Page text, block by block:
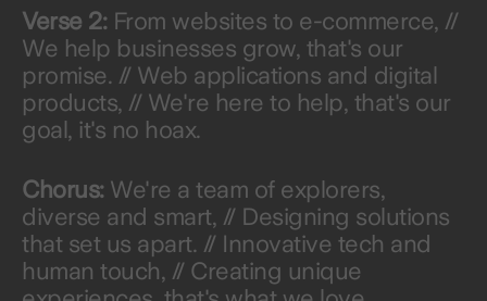
Verse 2:From websites to e-commerce, //
We help businesses grow, that's our
promise. // Web applications and digital
products, // We're here to help, that's our
goal, it's no hoax.
Chorus:We're a team of explorers,
diverse and smart, // Designing solutions
that set us apart. // Innovative tech and
human touch, // Creating unique